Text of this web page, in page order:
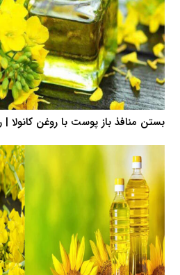
بستن منافذ باز پوست با روغن کانولا